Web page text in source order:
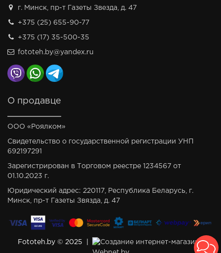
г. Минск, пр-т Газеты Звезда, д. 47
+375 (25) 655-90-77
+375 (17) 35-500-35
fototeh.by@yandex.ru
О продавце
ООО «Роялком»
Свидетельство о государственной регистрации УНП
692197291
Зарегистрирован в Торговом реестре 1234567 от
01.10.2023 г.
Юридический адрес: 220117, Республика Беларусь, г.
Минск, пр-т Газеты Звязда, д. 47
Fototeh.by © 2025 |
Создание интернет-магазина